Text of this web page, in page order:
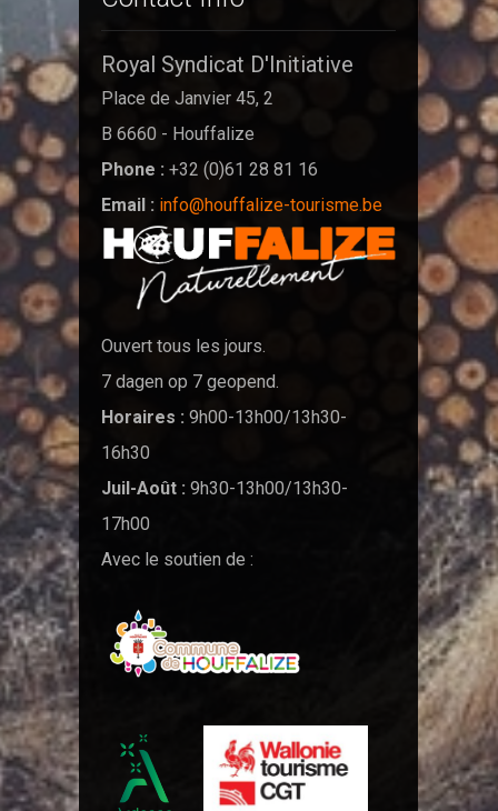
Royal Syndicat D'Initiative
Place de Janvier 45, 2
B 6660 - Houffalize
Phone : +32 (0)61 28 81 16
Email : info@houffalize-tourisme.be
Ouvert tous les jours.
7 dagen op 7 geopend.
Horaires : 9h00-13h00/13h30-
16h30
Juil-Août : 9h30-13h00/13h30-
17h00
Avec le soutien de :